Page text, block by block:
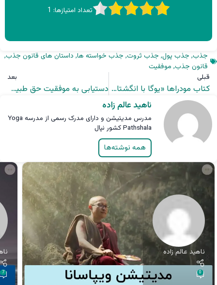
تعداد امتیازها: 1
جذب, جذب پول, جذب ثروت, جذب خواسته ها, داستان های قانون جذب,
قانون جذب, موفقیت
قبلی
کتاب مودراها «یوگا با انگشتان»
بعد
دستیابی به موفقیت حق طبیعی من است
ناهید عالم زاده
مدرس مدیتیشن و دارای مدرک رسمی از مدرسه Yoga
Pathshala کشور نپال
همه نوشته‌ها
ناهید عالم زاده
0
7